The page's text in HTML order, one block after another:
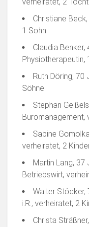
Christiane
1 Sohn
Claudia Benker,
Physiotherapeutin,
Ruth Döring, 70
Söhne
Stephan
Büromanagement,
Sabine
verheiratet, 2
Martin Lang, 37
Betriebswirt,
Walter Stöcker,
i.R., verheiratet, 2
Christa